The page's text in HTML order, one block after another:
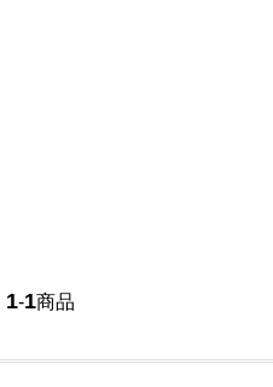
1-1商品